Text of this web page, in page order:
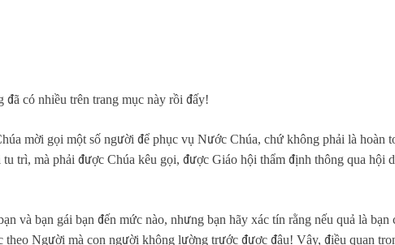
có nhiều trên trang mục này rồi đấy!
mời gọi một số người để phục vụ Nước Chúa, chứ không phải là hoàn
trì, mà phải được Chúa kêu gọi, được Giáo hội thẩm định thông qua hội
và bạn gái bạn đến mức nào, nhưng bạn hãy xác tín rằng nếu quả là
Người mà con người không lường trước được đâu! Vậy, điều quan